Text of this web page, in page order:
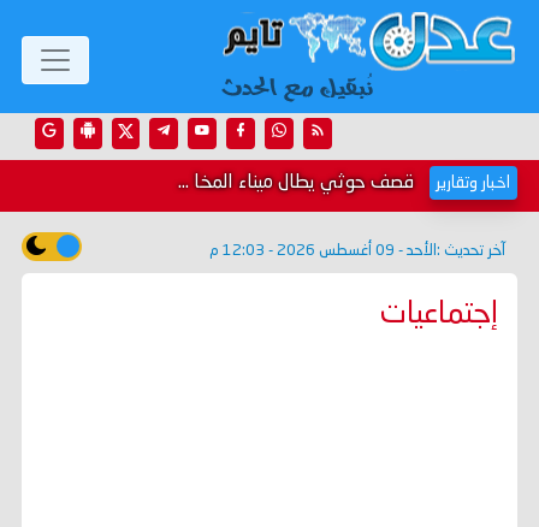
اخبار وتقارير قصف حوثي يطال ميناء المخا ...
آخر تحديث : الأحد - 09 أغسطس 2026 - 12:03 م
إجتماعيات